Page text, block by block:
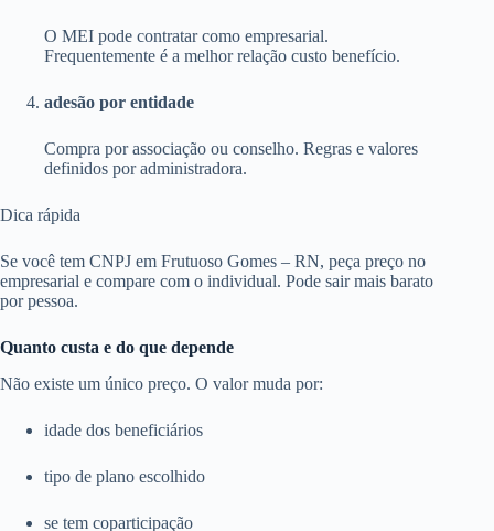
O MEI pode contratar como empresarial.
Frequentemente é a melhor relação custo benefício.
adesão por entidade
Compra por associação ou conselho. Regras e valores
definidos por administradora.
Dica rápida
Se você tem CNPJ em Frutuoso Gomes – RN, peça preço no
empresarial e compare com o individual. Pode sair mais barato
por pessoa.
Quanto custa e do que depende
Não existe um único preço. O valor muda por:
idade dos beneficiários
tipo de plano escolhido
se tem coparticipação